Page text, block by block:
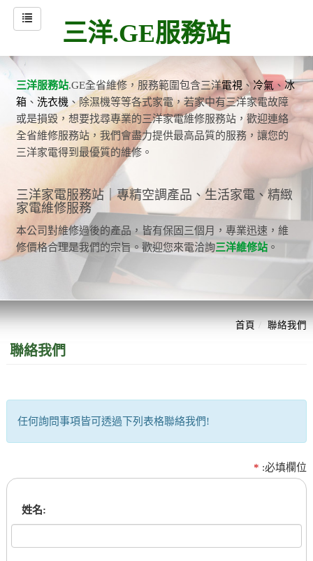
三洋.GE服務站
三洋服務站.GE全省維修，服務範圍包含三洋電視 、 冷氣 、冰
箱 、洗衣機 、除濕機等等各式家電，若家中有三洋家電故障
或是損毀，想要找尋專業的三洋家電維修服務站，歡迎連絡
全省維修服務站，我們會盡力提供最高品質的服務，讓您的
三洋家電得到最優質的維修。
三洋家電服務站｜專精空調產品、生活家電、精緻
家電維修服務
本公司對維修過後的產品，皆有保固三個月，專業迅速，維
修價格合理是我們的宗旨。歡迎您來電洽詢三洋維修站 。
首頁 聯絡我們
聯絡我們
任何詢問事項皆可透過下列表格聯絡我們!
* :必填欄位
姓名: